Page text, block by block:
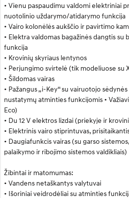
• Vienu paspaudimu valdomi elektriniai
nuotolinio uždarymo/atidarymo funkcija
• Vairo kolonėlės aukščio ir pavirtimo
• Elektra valdomas bagažinės dangtis
funkcija
• Krovinių skyriaus lentynos
• Perjungimo svirtelė (tik modeliuose su
• Šildomas vairas
• Pažangus „i-Key“ su vairuotojo
nustatymų atminties funkcijomis •
Eco)
• Du 12 V elektros lizdai (priekyje ir
• Elektrinis vairo stiprintuvas,
• Daugiafunkcis vairas (su garso
palaikymo ir ribojimo sistemos valdikliais)
Žibintai ir matomumas:
• Vandens netaškantys valytuvai
• Išoriniai veidrodėliai su atminties